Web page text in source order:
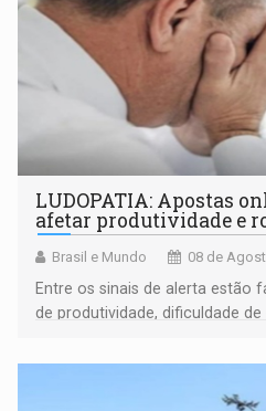
LUDOPATIA: Apostas
afetar produtividade e
Brasil e Mundo 08 de
Entre os sinais de alerta estão
de produtividade, dificuldade